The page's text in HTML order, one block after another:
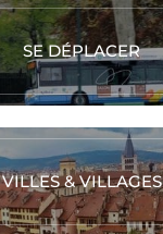
SE DÉPLACER
VILLES & VILLAGES